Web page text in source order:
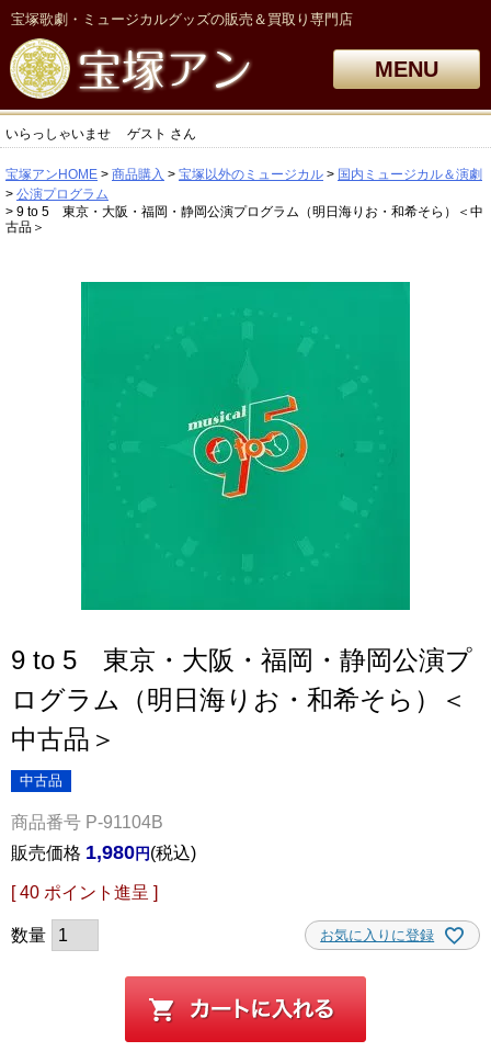
宝塚歌劇・ミュージカルグッズの販売＆買取り専門店
MENU
いらっしゃいませ ゲスト さん
宝塚アンHOME 商品購入 宝塚以外のミュージカル
国内ミュージカル＆演劇
公演プログラム
9 to 5 東京・大阪・福岡・静岡公演プログラム（明日海りお・和希そら）＜中
古品＞
9 to 5 東京・大阪・福岡・静岡公演プ
ログラム（明日海りお・和希そら）＜
中古品＞
中古品
商品番号 P-91104B
販売価格 1,980 税込
[ 40 ポイント進呈 ]
お気に入りに登録